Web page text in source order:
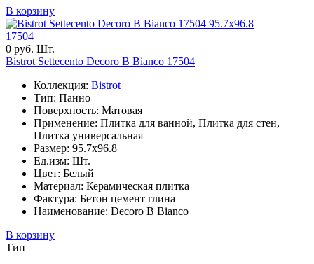
В корзину
95.7x96.8
17504
0 руб. Шт.
Bistrot Settecento Decoro B Bianco 17504
Коллекция: Bistrot
Тип: Панно
Поверхность: Матовая
Применение: Плитка для ванной, Плитка для стен,
Плитка универсальная
Размер: 95.7x96.8
Ед.изм: Шт.
Цвет: Белый
Материал: Керамическая плитка
Фактура: Бетон цемент глина
Наименование: Decoro B Bianco
В корзину
Тип